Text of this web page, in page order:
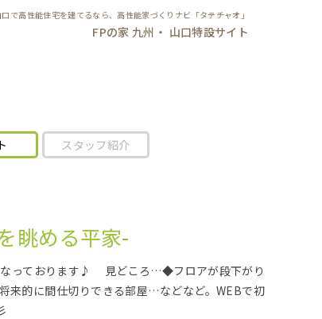
で高性能住宅を建てるなら、高性能家づくりナビ「タテチャオ」
FPの家 九州・ 山口特設サイト
スタッフ紹介
眺める平家-
なっております♪ 見どころ…◆フロアが段下がり
的に間仕切りできる部屋…などなど。WEBで初